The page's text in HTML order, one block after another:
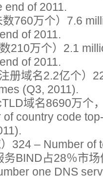
end of 2011.
760万个）7.6
of 2011.
210万个）2.1
of 2011.
册域名2.2亿个）
(Q3, 2011).
域名8690万个
country code
324 – Number of
BIND占28％市场
one DNS